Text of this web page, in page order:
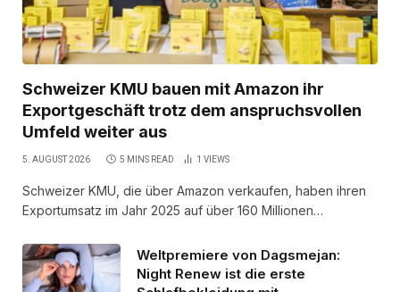
Schweizer KMU bauen mit Amazon ihr
Exportgeschäft trotz dem anspruchsvollen
Umfeld weiter aus
5. AUGUST 2026 5 MINS READ 1 VIEWS
Schweizer KMU, die über Amazon verkaufen, haben ihren
Exportumsatz im Jahr 2025 auf über 160 Millionen…
Weltpremiere von Dagsmejan:
Night Renew ist die erste